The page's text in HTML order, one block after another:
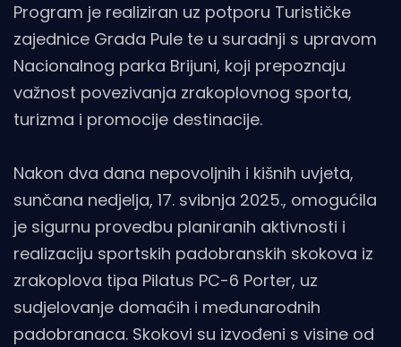
Program je realiziran uz potporu Turističke
zajednice Grada Pule te u suradnji s upravom
Nacionalnog parka Brijuni, koji prepoznaju
važnost povezivanja zrakoplovnog sporta,
turizma i promocije destinacije.
Nakon dva dana nepovoljnih i kišnih uvjeta,
sunčana nedjelja, 17. svibnja 2025., omogućila
je sigurnu provedbu planiranih aktivnosti i
realizaciju sportskih padobranskih skokova iz
zrakoplova tipa Pilatus PC-6 Porter, uz
sudjelovanje domaćih i međunarodnih
padobranaca. Skokovi su izvođeni s visine od